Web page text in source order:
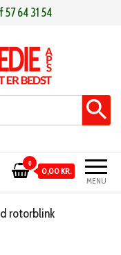
57 64 31 54
når det er bedst
MENU
0
0,00 KR.
rotorblink